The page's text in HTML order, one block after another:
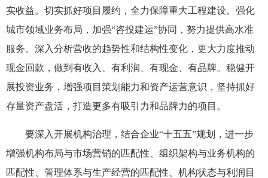
实收益。切实抓好项目履约，全力保障重大工程建设。强化
城市领域业务布局，加强“咨投建运”协同，努力提供高水准
服务。深入分析营收的趋势性和结构性变化，更大力度推动
现金回款，做到有收入、有利润、有现金、有品牌。稳健开
展投资业务，增强项目策划能力和资产运营意识，坚持抓好
存量资产盘活，打造更多有吸引力和品牌力的项目。
要深入开展机构治理，结合企业“十五五”规划，进一步
增强机构布局与市场营销的匹配性、组织架构与业务机构的
匹配性、管理体系与生产经营的匹配性、机构状态与利润目